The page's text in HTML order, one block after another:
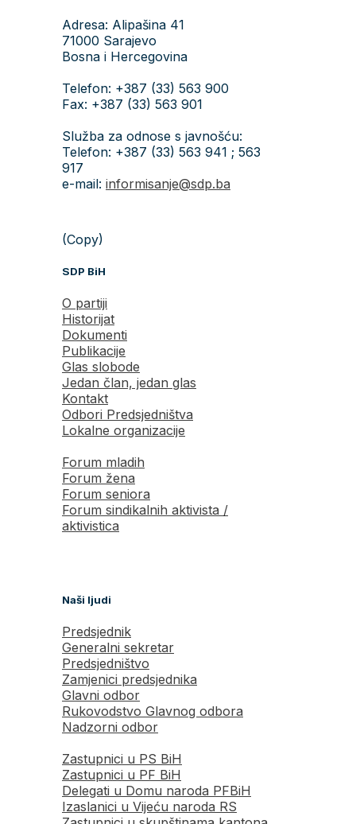
Adresa: Alipašina 41
71000 Sarajevo
Bosna i Hercegovina
Telefon: +387 (33) 563 900
Fax: +387 (33) 563 901
Služba za odnose s javnošću:
Telefon: +387 (33) 563 941 ; 563
917
e-mail: informisanje@sdp.ba
(Copy)
SDP BiH
O partiji
Historijat
Dokumenti
Publikacije
Glas slobode
Jedan član, jedan glas
Kontakt
Odbori Predsjedništva
Lokalne organizacije
Forum mladih
Forum žena
Forum seniora
Forum sindikalnih aktivista /
aktivistica
Naši ljudi
Predsjednik
Generalni sekretar
Predsjedništvo
Zamjenici predsjednika
Glavni odbor
Rukovodstvo Glavnog odbora
Nadzorni odbor
Zastupnici u PS BiH
Zastupnici u PF BiH
Delegati u Domu naroda PFBiH
Izaslanici u Vijeću naroda RS